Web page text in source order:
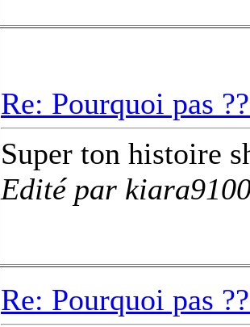
Re: Pourquoi pas
Super ton histoire
Edité par
Re: Pourquoi pas